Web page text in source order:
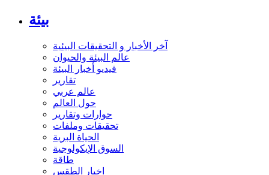
بيئة
آخر الأخبار و التحقيقات البيئية
عالم البيئة والحيوان
فيديو أخبار البيئة
تقارير
عالم عربي
حول العالم
حوارات وتقارير
تحقيقات وملفات
الحياة البرية
السوق الإيكولوجية
طاقة
اخبار الطقس